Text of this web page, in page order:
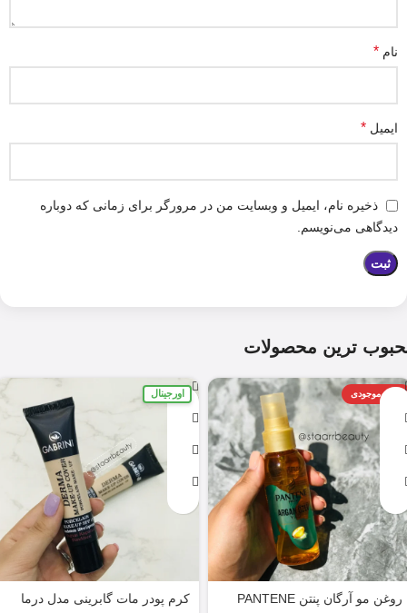
نام *
ایمیل *
ذخیره نام، ایمیل و وبسایت من در مرورگر برای زمانی که دوباره
دیدگاهی می‌نویسم.
ترین محصولات
اتمام موجودی
روغن مو آرگان پنتن PANTENE
اورجینال
کرم پودر مات گابرینی مدل درما